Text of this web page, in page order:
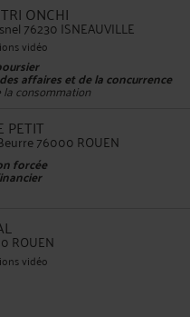
ONCHI
76230 ISNEAUVILLE
vidéo
affaires et de la concurrence
consommation
PETIT
76000 ROUEN
forcée
ROUEN
vidéo